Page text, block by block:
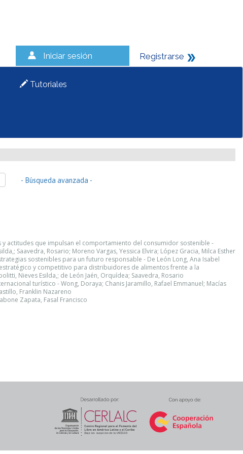
Iniciar sesión Registrarse
Tutoriales
- Búsqueda avanzada -
y actitudes que impulsan el comportamiento del consumidor sostenible -
Saavedra, Rosario; Moreno Vargas, Yessica Elvira; López Gracia, Milca Esther
sostenibles para un futuro responsable - De León Long, Ana Isabel
y competitivo para distribuidores de alimentos frente a la
Nieves Esilda,; de León Jaén, Orquídea; Saavedra, Rosario
turístico - Wong, Doraya; Chanis Jaramillo, Rafael Emmanuel; Macías
Franklin Nazareno
Zapata, Fasal Francisco